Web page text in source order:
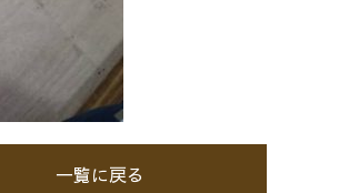
一覧に戻る